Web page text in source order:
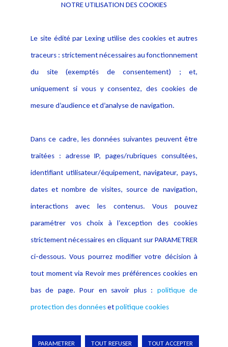
Alerte professionnelle
Déclaration d'accessibilité
Notice Légale
Politique de protection des
données
Publications
Copyright © 2026 Lexing
NOTRE UTILISATION DES COOKIES
Le site édité par Lexing utilise des cookies et autres
traceurs : strictement nécessaires au fonctionnement
du site (exemptés de consentement) ; et,
uniquement si vous y consentez, des cookies de
mesure d’audience et d’analyse de navigation.
Dans ce cadre, les données suivantes peuvent être
traitées : adresse IP, pages/rubriques consultées,
identifiant utilisateur/équipement, navigateur, pays,
dates et nombre de visites, source de navigation,
interactions avec les contenus. Vous pouvez
paramétrer vos choix à l’exception des cookies
strictement nécessaires en cliquant sur PARAMETRER
ci-dessous. Vous pourrez modifier votre décision à
tout moment via Revoir mes préférences cookies en
bas de page. Pour en savoir plus : politique de
protection des donnéesetpolitique cookies
PARAMETRER TOUT REFUSER TOUT ACCEPTER